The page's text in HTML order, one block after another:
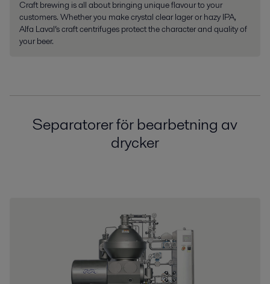
Craft brewing is all about bringing unique flavour to your
customers. Whether you make crystal clear lager or hazy IPA,
Alfa Laval’s craft centrifuges protect the character and quality of
your beer.
Separatorer för bearbetning av
drycker